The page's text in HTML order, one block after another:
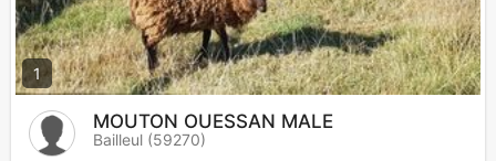
1
MOUTON OUESSAN MALE
Bailleul (59270)